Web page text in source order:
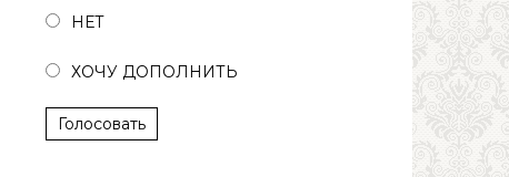
НЕТ
ХОЧУ ДОПОЛНИТЬ
Голосовать